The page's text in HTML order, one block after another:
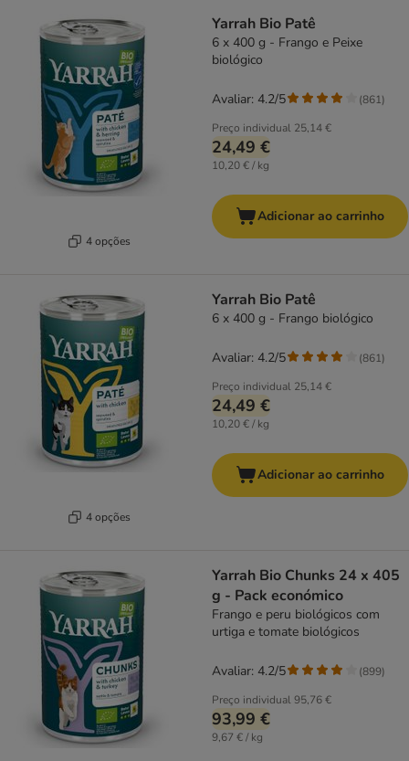
4 opções
Yarrah Bio Patê
6 x 400 g - Frango e Peixe
biológico
Preço individual 25,14 €
24,49 €
10,20 € / kg
Avaliar: 4.2/5 (861)
Adicionar ao carrinho
4 opções
Yarrah Bio Patê
6 x 400 g - Frango biológico
Preço individual 25,14 €
24,49 €
10,20 € / kg
Avaliar: 4.2/5 (861)
Adicionar ao carrinho
Yarrah Bio Chunks 24 x 405
g - Pack económico
Frango e peru biológicos com
urtiga e tomate biológicos
Preço individual95,76 €
93,99 €
9,67 € / kg
Avaliar: 4.2/5 (899)